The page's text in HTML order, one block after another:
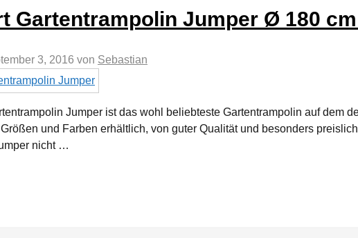
Gartentrampolin Jumper Ø 180
3, 2016 von Sebastian
Jumper ist das wohl beliebteste Gartentrampolin auf dem
und Farben erhältlich, von guter Qualität und besonders
nicht …